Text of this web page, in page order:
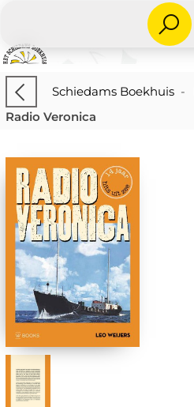
Schiedams Boekhuis-
Radio Veronica